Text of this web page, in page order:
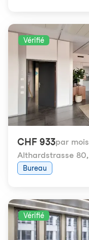
Vérifié
CHF 933par mois
Althardstrasse 80,
Bureau
Vérifié